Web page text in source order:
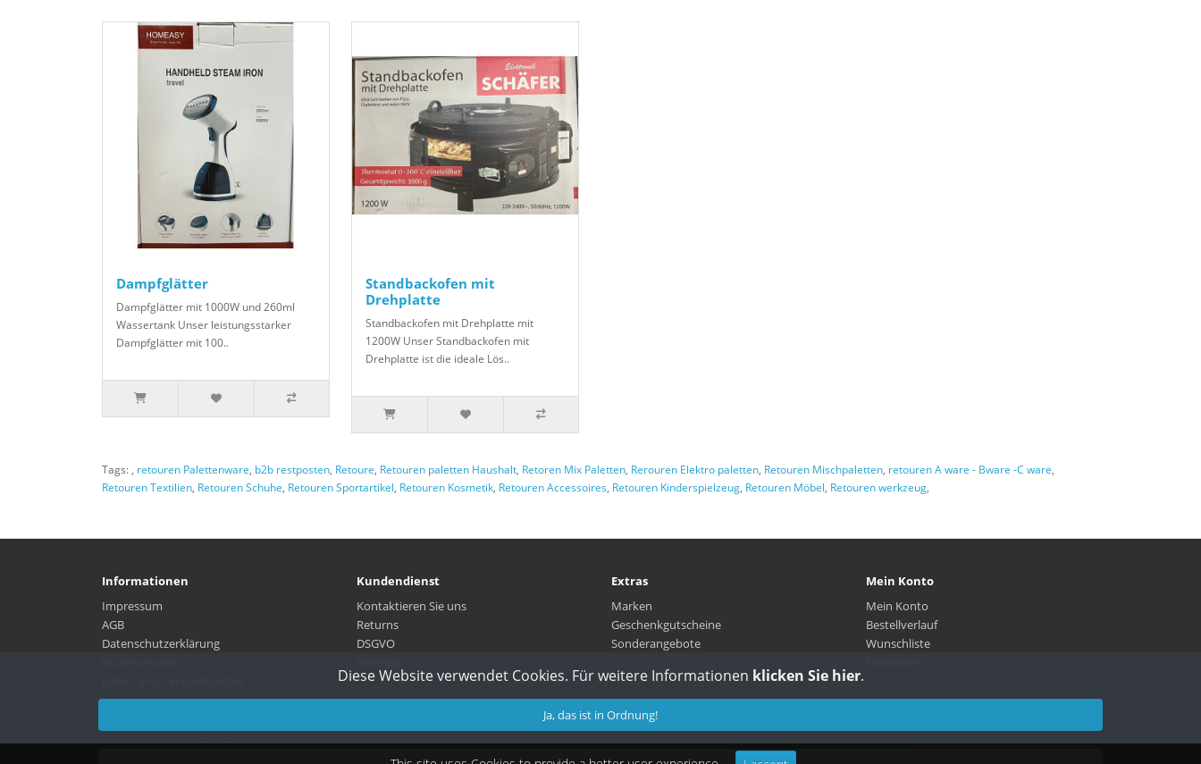
Dampfglätter
Dampfglätter mit 1000W und 260ml
Wassertank Unser leistungsstarker
Dampfglätter mit 100..
Standbackofen mit
Drehplatte
Standbackofen mit Drehplatte mit
1200W Unser Standbackofen mit
Drehplatte ist die ideale Lös..
Tags: , retouren Palettenware, b2b restposten, Retoure, Retouren paletten Haushalt, Retoren Mix Paletten, Rerouren Elektro paletten, Retouren Mischpaletten, retouren A ware - Bware -C ware,
Retouren Textilien, Retouren Schuhe, Retouren Sportartikel, Retouren Kosmetik, Retouren Accessoires, Retouren Kinderspielzeug, Retouren Möbel, Retouren werkzeug,
Informationen
Impressum
AGB
Datenschutzerklärung
Kundendienst
Kontaktieren Sie uns
Returns
DSGVO
Extras
Marken
Geschenkgutscheine
Sonderangebote
Mein Konto
Mein Konto
Bestellverlauf
Wunschliste
Unterstützt vonOpenCart
Diese Website verwendet Cookies. Für weitere Informationen klicken Sie hier.
Ja, das ist in Ordnung!